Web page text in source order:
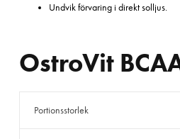
Undvik förvaring i direkt solljus.
OstroVit
Portionsstorlek